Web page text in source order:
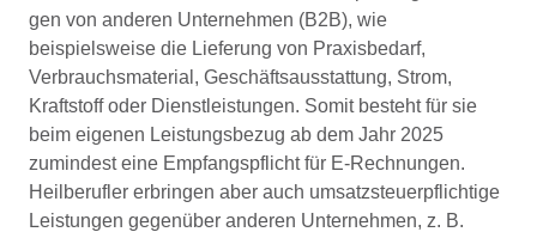
gen von anderen Unternehmen (B2B), wie
beispielsweise die Lieferung von Praxisbedarf,
Verbrauchsmaterial, Geschäftsausstattung, Strom,
Kraftstoff oder Dienstleistungen. Somit besteht für sie
beim eigenen Leistungsbezug ab dem Jahr 2025
zumindest eine Empfangspflicht für E-Rechnungen.
Heilberufler erbringen aber auch umsatzsteuerpflichtige
Leistungen gegenüber anderen Unternehmen, z. B.